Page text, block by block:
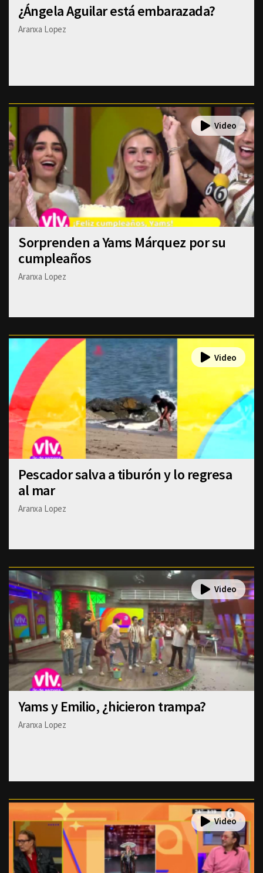
¿Ángela Aguilar está embarazada?
Aranxa Lopez
Sorprenden a Yams Márquez por su
cumpleaños
Aranxa Lopez
Pescador salva a tiburón y lo regresa
al mar
Aranxa Lopez
Yams y Emilio, ¿hicieron trampa?
Aranxa Lopez